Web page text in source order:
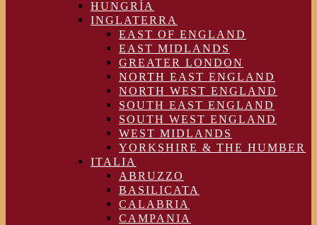
HUNGRÍA
INGLATERRA
EAST OF ENGLAND
EAST MIDLANDS
GREATER LONDON
NORTH EAST ENGLAND
NORTH WEST ENGLAND
SOUTH EAST ENGLAND
SOUTH WEST ENGLAND
WEST MIDLANDS
YORKSHIRE & THE HUMBER
ITALIA
ABRUZZO
BASILICATA
CALABRIA
CAMPANIA